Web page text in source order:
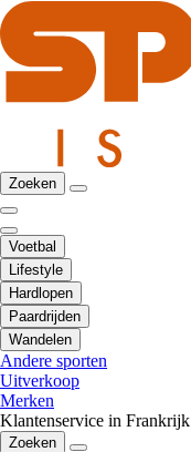
Zoeken
Voetbal
Lifestyle
Hardlopen
Paardrijden
Wandelen
Andere sporten
Uitverkoop
Merken
Klantenservice in Frankrijk
Zoeken